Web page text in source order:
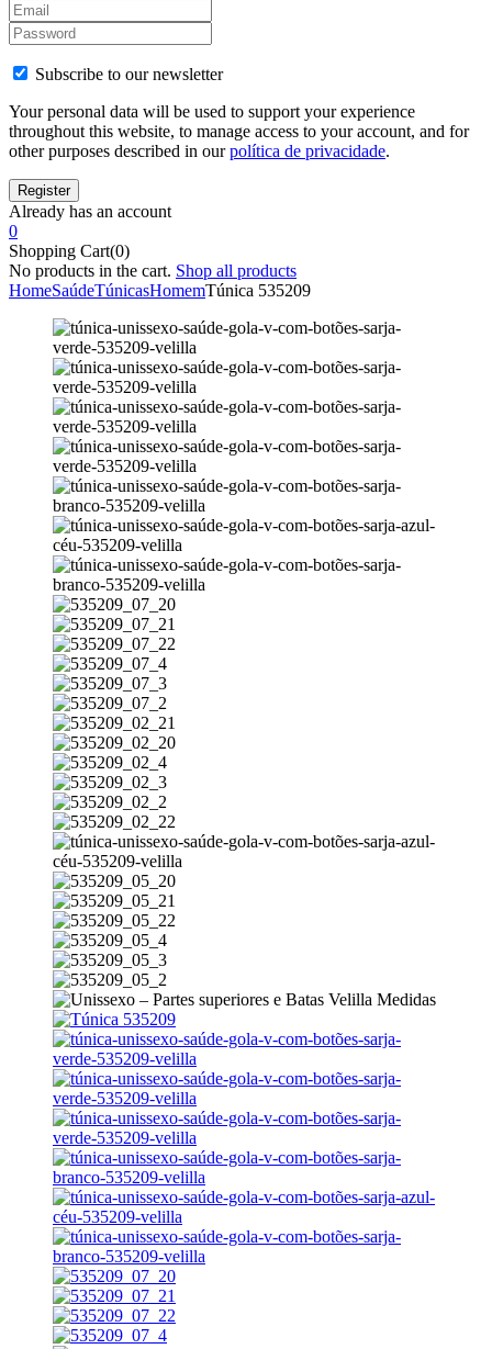
Subscribe to our newsletter
Your personal data will be used to support your experience
throughout this website, to manage access to your account, and for
other purposes described in ourpolítica de privacidade.
Already has an account
0
Shopping Cart(0)
No products in the cart. Shop all products
HomeSaúdeTúnicasHomemTúnica 535209